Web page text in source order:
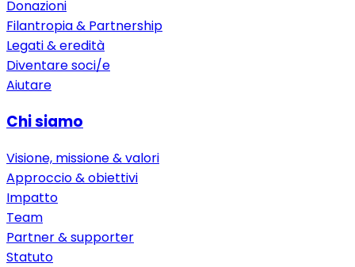
Donazioni
Filantropia & Partnership
Legati & eredità
Diventare soci/e
Aiutare
Chi siamo
Visione, missione & valori
Approccio & obiettivi
Impatto
Team
Partner & supporter
Statuto